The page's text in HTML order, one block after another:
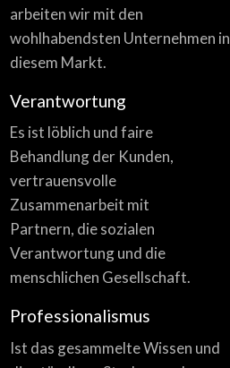
arbeiten wir mit den
wohlhabendsten Unternehmen in
diesem Markt.
Verantwortung
Es ist löblich und faire
Behandlung der Kunden,
vertrauensvolle
Zusammenarbeit mit
Partnern, die sozialen
Verantwortung und die
menschlichen Gesellschaft.
Professionalismus
Ist das gesammelte Wissen und